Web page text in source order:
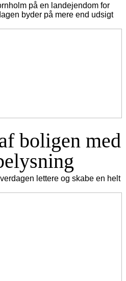
på en landejendom for
byder på mere end udsigt
boligen med
lettere og skabe en helt